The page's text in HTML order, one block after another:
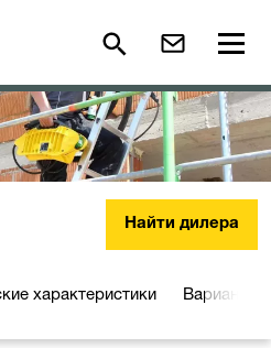
Найти дилера
характеристики Варианты